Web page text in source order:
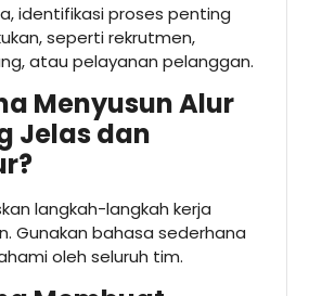
identifikasi proses penting
seperti rekrutmen,
atau pelayanan pelanggan.
Menyusun Alur
Jelas dan
langkah-langkah kerja
Gunakan bahasa sederhana
oleh seluruh tim.